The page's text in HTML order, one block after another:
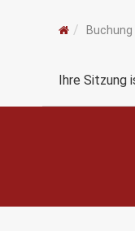
Buchung
Ihre Sitzung